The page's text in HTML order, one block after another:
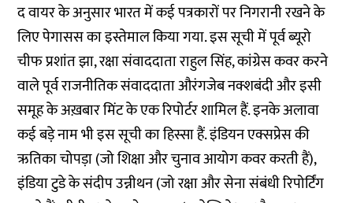
द वायर के अनुसार भारत में कई पत्रकारों पर निगरानी रखने के
लिए पेगासस का इस्तेमाल किया गया. इस सूची में पूर्व ब्यूरो
चीफ प्रशांत झा, रक्षा संवाददाता राहुल सिंह, कांग्रेस कवर करने
वाले पूर्व राजनीतिक संवाददाता औरंगजेब नक्शबंदी और इसी
समूह के अख़बार मिंट के एक रिपोर्टर शामिल हैं. इनके अलावा
कई बड़े नाम भी इस सूची का हिस्सा हैं. इंडियन एक्सप्रेस की
ऋतिका चोपड़ा (जो शिक्षा और चुनाव आयोग कवर करती हैं),
इंडिया टुडे के संदीप उन्नीथन (जो रक्षा और सेना संबंधी रिपोर्टिंग